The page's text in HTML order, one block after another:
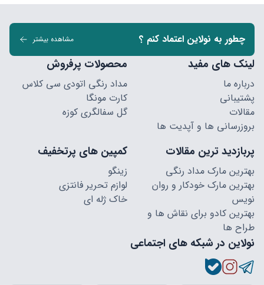
چطور به نولاین اعتماد کنم ؟ مشاهده بیشتر
لینک های مفید
درباره ما
پشتیبانی
مقالات
بروزرسانی ها و آپدیت ها
محصولات پرفروش
مداد رنگی اتودی سی کلاس
کارت مونگا
گل سفالگری کوزه
پربازدید ترین مقالات
بهترین مارک مداد رنگی
بهترین مارک خودکار و روان
نویس
بهترین کادو برای نقاش ها و
طراح ها
کمپین های پرتخفیف
زینگو
لوازم تحریر فانتزی
خاک ژله ای
نولاین در شبکه های اجتماعی